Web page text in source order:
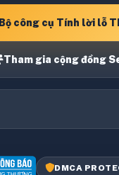
Bộ công cụ Tính lời lỗ
Tham gia cộng đồng
DMCA